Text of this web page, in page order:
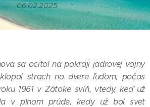
06.02.2025
sa ocitol na pokraji jadrovej vojny
strach na dvere ľuďom, počas
1961 v Zátoke svíň, vtedy, keď už
v plnom prúde, kedy už bol svet